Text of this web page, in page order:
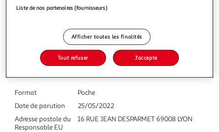
Caractéristiques
Format
Poche
Date de parution
25/05/2022
Adresse postale du
Responsable EU
16 RUE JEAN DESPARMET 69008 LYON
Liste de nos partenaires (fournisseurs)
Afficher toutes les finalités
Tout refuser J'accepte